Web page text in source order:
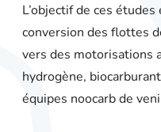
L’objectif de ces études
conversion des flottes
vers des motorisations
hydrogène,
équipes noocarb de